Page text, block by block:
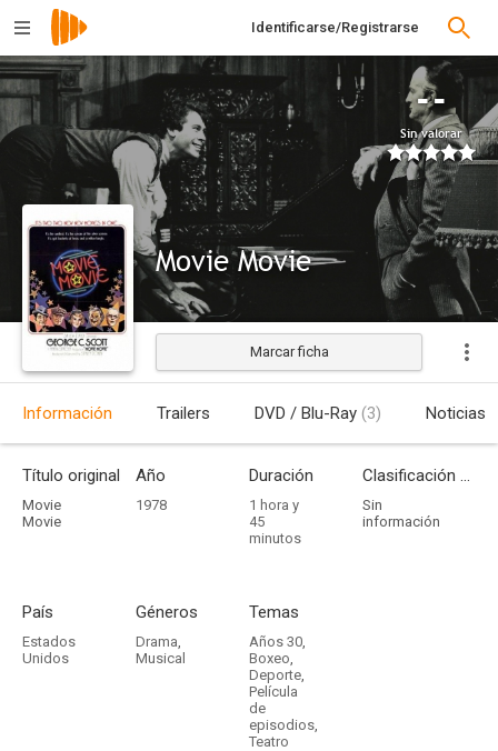
Identificarse/Registrarse
--
Sin valorar
Movie Movie
Estrenada
Marcar ficha
Información Trailers DVD / Blu-Ray (3) Noticias
Título original
Movie
Movie
Año
1978
Duración
1 hora y
45
minutos
Clasificación por edades
Sin
información
País
Estados
Unidos
Géneros
Drama,
Musical
Temas
Años 30,
Boxeo,
Deporte,
Película
de
episodios,
Teatro